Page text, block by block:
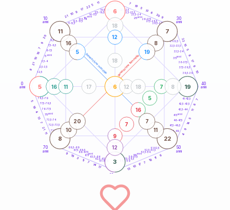
generazione maschile generazione femminile
0
anni
10
anni
30
anni
40
anni
50
anni
60
70
anni
1-2,5
2,5-3,5
3,5-4
6-7,5
7,5-8,5
8,5-9
11-12,5
12,5-13,5
13,5-14
16-17,5
17,5-18,5
18,5-19
21-22,5
22,5-23,5
23,5-24
26-27,5
27,5-28,5
28,5-29
31-32,5
32,5-33,5
33,5-34
36-37,5
37,5-38,5
38,5-39
41-42,5
42,5-43,5
43,5-44
46-47,5
47,5-48,5
48,5-49
51-52,5
52,5-53,5
53,5-54
56-57,5
57,5-58,5
58,5-59
61-62,5
62,5-63,5
63,5-64
66-67,5
67,5-68,5
68,5-69
71-72,5
72,5-73,5
73,5-74
76-77,5
77,5-78,5
78,5-79
8
21
10
16
7
9
20
21
10
9
17
22 5
11 7
19 5
13
6
20
9
22
15
5
8
17
9
10
7
6
11
5
14
9
4
6
11
18
7
17
10
13
17
14
7
11
3
19
9
11
21
7
13
4
18
5
5
6
19
3
6
11 7
8 22
9
7
16
5
7
16
18
8
12
11
12
12 18
17
18
16
5
8
19
10
20
11
7
5anni
15 anni 25anni
35anni
45anni
55anni
65anni
75anni